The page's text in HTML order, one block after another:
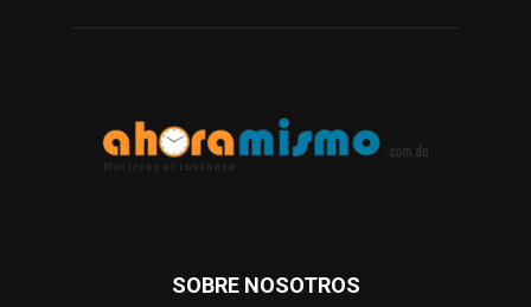
SOBRE NOSOTROS